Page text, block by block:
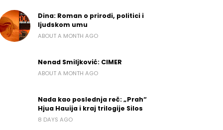
Dina: Roman o prirodi, politici i
ljudskom umu
ABOUT A MONTH AGO
Nenad Smiljković: CIMER
ABOUT A MONTH AGO
Nada kao poslednja reč: „Prah“
Hjua Hauija i kraj trilogije Silos
8 DAYS AGO